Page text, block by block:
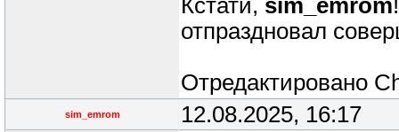
Кстати, sim_emrom
отпраздновал
Отредактировано
sim_emrom 12.08.2025, 16:17